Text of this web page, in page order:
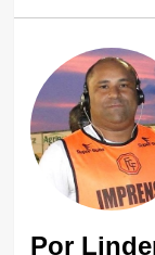
Por